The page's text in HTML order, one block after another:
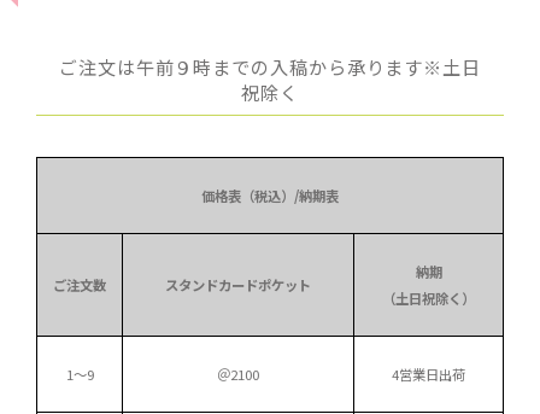
ご注文は午前９時までの入稿から承ります※土日
祝除く
価格表（税込）/納期表
ご注文数 スタンドカードポケット
納期
（土日祝除く）
1〜9 ＠2100 4営業日出荷